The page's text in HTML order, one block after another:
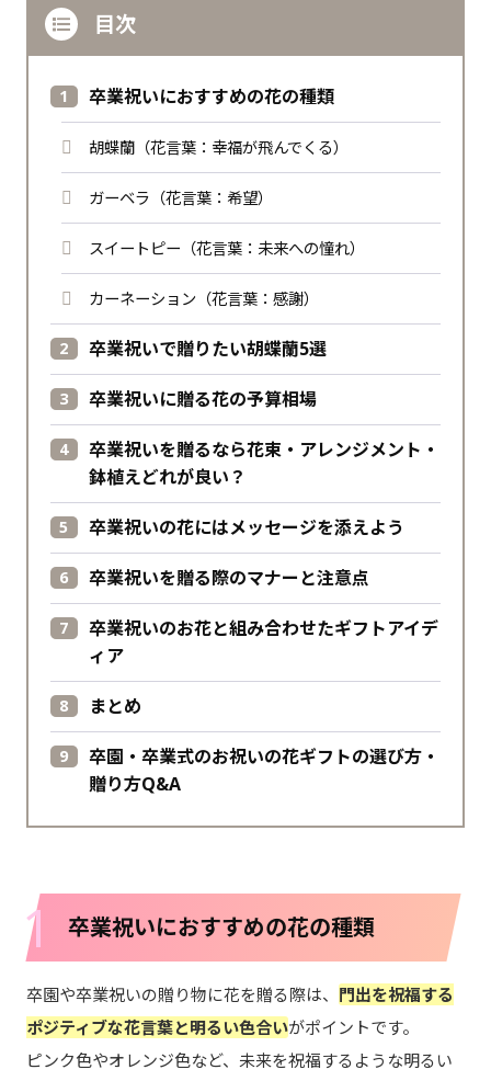
目次
卒業祝いにおすすめの花の種類
胡蝶蘭（花言葉：幸福が飛んでくる）
ガーベラ（花言葉：希望）
スイートピー（花言葉：未来への憧れ）
カーネーション（花言葉：感謝）
卒業祝いで贈りたい胡蝶蘭5選
卒業祝いに贈る花の予算相場
卒業祝いを贈るなら花束・アレンジメント・
鉢植えどれが良い？
卒業祝いの花にはメッセージを添えよう
卒業祝いを贈る際のマナーと注意点
卒業祝いのお花と組み合わせたギフトアイデ
ィア
まとめ
卒園・卒業式のお祝いの花ギフトの選び方・
贈り方Q&A
1 卒業祝いにおすすめの花の種類
卒園や卒業祝いの贈り物に花を贈る際は、 門出を祝福する
ポジティブな花言葉と明るい色合いがポイントです。
ピンク色やオレンジ色など、未来を祝福するような明るい